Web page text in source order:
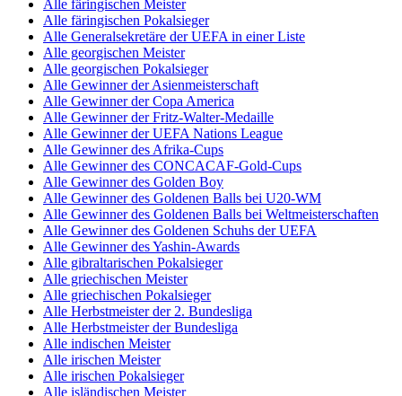
Alle färingischen Meister
Alle färingischen Pokalsieger
Alle Generalsekretäre der UEFA in einer Liste
Alle georgischen Meister
Alle georgischen Pokalsieger
Alle Gewinner der Asienmeisterschaft
Alle Gewinner der Copa America
Alle Gewinner der Fritz-Walter-Medaille
Alle Gewinner der UEFA Nations League
Alle Gewinner des Afrika-Cups
Alle Gewinner des CONCACAF-Gold-Cups
Alle Gewinner des Golden Boy
Alle Gewinner des Goldenen Balls bei U20-WM
Alle Gewinner des Goldenen Balls bei Weltmeisterschaften
Alle Gewinner des Goldenen Schuhs der UEFA
Alle Gewinner des Yashin-Awards
Alle gibraltarischen Pokalsieger
Alle griechischen Meister
Alle griechischen Pokalsieger
Alle Herbstmeister der 2. Bundesliga
Alle Herbstmeister der Bundesliga
Alle indischen Meister
Alle irischen Meister
Alle irischen Pokalsieger
Alle isländischen Meister